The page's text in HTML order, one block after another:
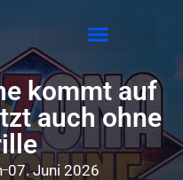
kommt auf
auch ohne
07. Juni 2026